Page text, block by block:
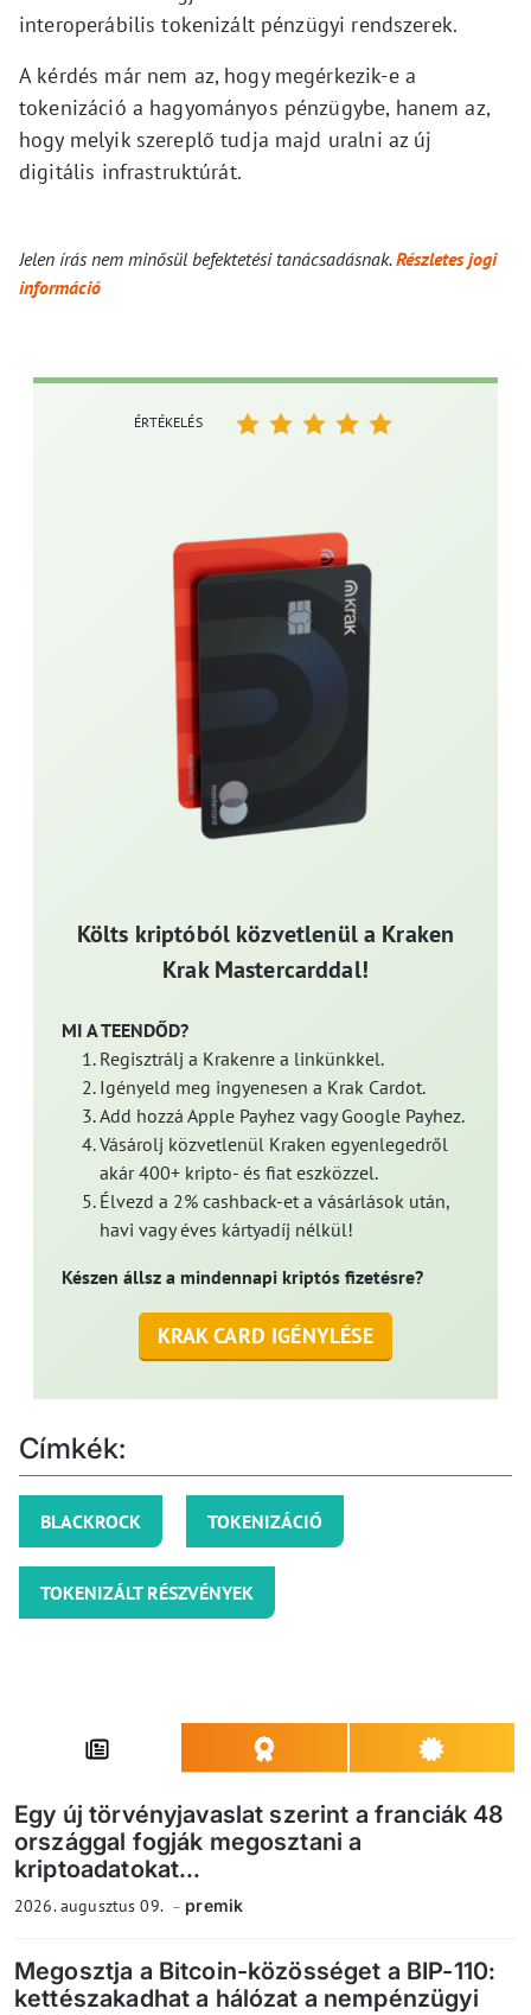
interoperábilis tokenizált pénzügyi rendszerek.
A kérdés már nem az, hogy megérkezik-e a
tokenizáció a hagyományos pénzügybe, hanem az,
hogy melyik szereplő tudja majd uralni az új
digitális infrastruktúrát.
Jelen írás nem minősül befektetési tanácsadásnak.Részletes jogi
információ
Költs kriptóból közvetlenül a Kraken
Krak Mastercarddal!
MI A TEENDŐD?
Regisztrálj a Krakenre a linkünkkel.
Igényeld meg ingyenesen a Krak Cardot.
Add hozzá Apple Payhez vagy Google Payhez.
Vásárolj közvetlenül Kraken egyenlegedről
akár 400+ kripto- és fiat eszközzel.
Élvezd a 2% cashback-et a vásárlások után,
havi vagy éves kártyadíj nélkül!
Készen állsz a mindennapi kriptós fizetésre?
KRAK CARD IGÉNYLÉSE
ÉRTÉKELÉS
Címkék:
BLACKROCK TOKENIZÁCIÓ
TOKENIZÁLT RÉSZVÉNYEK
Egy új törvényjavaslat szerint a franciák 48
országgal fogják megosztani a
kriptoadatokat...
2026. augusztus 09. premik
Megosztja a Bitcoin-közösséget a BIP-110:
kettészakadhat a hálózat a nempénzügyi